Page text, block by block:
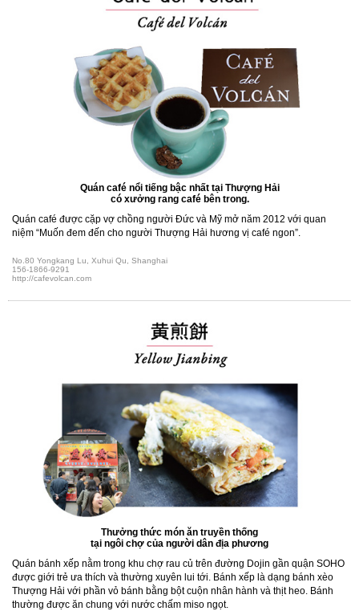
Quán café nổi tiếng bậc nhất tại Thượng Hải
có xưởng rang café bên trong.
Quán café được cặp vợ chồng người Đức và Mỹ mở năm 2012 với quan
niệm “Muốn đem đến cho người Thượng Hải hương vị café ngon”.
No.80 Yongkang Lu, Xuhui Qu, Shanghai
156-1866-9291
http://cafevolcan.com
Thưởng thức món ăn truyền thống
tại ngôi chợ của người dân địa phương
Quán bánh xếp nằm trong khu chợ rau củ trên đường Dojin gần quận SOHO
được giới trẻ ưa thích và thường xuyên lui tới. Bánh xếp là dạng bánh xèo
Thượng Hải với phần vỏ bánh bằng bột cuộn nhân hành và thịt heo. Bánh
thường được ăn chung với nước chấm miso ngọt.